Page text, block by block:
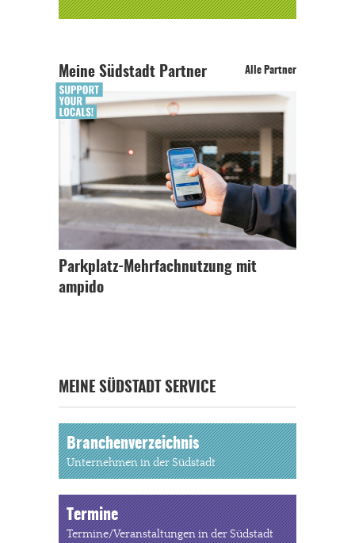
Meine Südstadt Partner Alle Partner
Parkplatz-Mehrfachnutzung mit
ampido
MEINE SÜDSTADT SERVICE
Branchenverzeichnis
Unternehmen in der Südstadt
Termine
Termine/Veranstaltungen in der Südstadt